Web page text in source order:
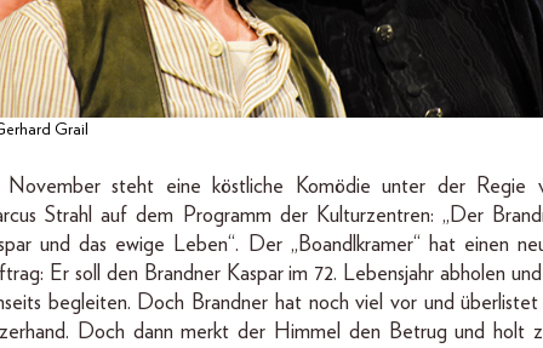
Grail
November steht eine köstliche Komödie unter der Regie
Strahl auf dem Programm der Kulturzentren: „Der
und das ewige Leben“. Der „Boandlkramer“ hat einen
Er soll den Brandner Kaspar im 72. Lebensjahr abholen
begleiten. Doch Brandner hat noch viel vor und überlistet
Doch dann merkt der Himmel den Betrug und holt